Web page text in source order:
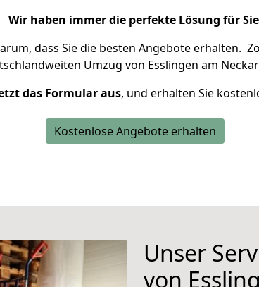
Wir haben immer die perfekte Lösung für
dass Sie die besten Angebote erhalten.
Umzug von Esslingen am
das Formular aus, und erhalten Sie
Kostenlose Angebote erhalten
Unser
von